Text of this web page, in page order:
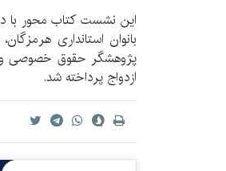
این نشست کتاب محور با
بانوان استانداری
پژوهشگر حقوق خصوصی و
ازدواج پرداخته شد.‌